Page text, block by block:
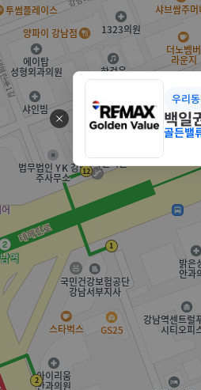
우리
백일
골든밸